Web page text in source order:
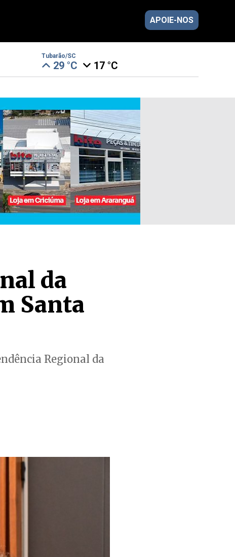
APOIE-NOS
Tubarão/SC
29 °C 17 °C
da
Santa
Regional da